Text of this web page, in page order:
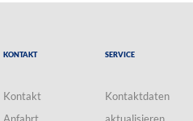
Kontakt
Kontakt
Service
Kontaktdaten